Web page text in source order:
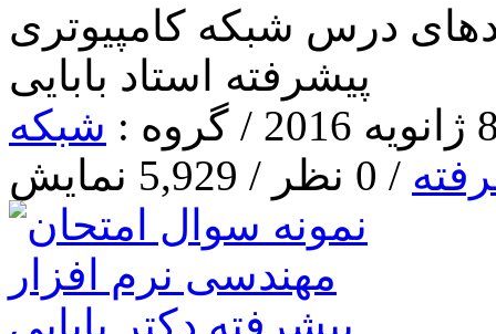
درس شبکه کامپیوتری
پیشرفته استاد بابایی
شبکه
/ 0 نظر / 5,929 نمایش